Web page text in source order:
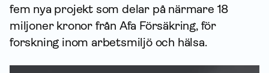
fem nya projekt som delar på närmare 18
miljoner kronor från Afa För­säkring, för
forskning inom arbetsmiljö och hälsa.